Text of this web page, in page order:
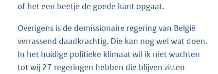
of het een beetje de goede kant opgaat.
Overigens is de demissionaire regering van België
verrassend daadkrachtig. Die kan nog wel wat doen.
In het huidige politieke klimaat wil ik niet wachten
tot wij 27 regeringen hebben die blijven zitten